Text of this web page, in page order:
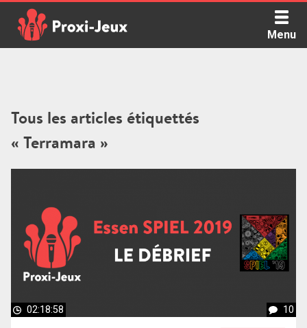
content
Menu
Tous les articles étiquettés
« Terramara »
02:18:58 10